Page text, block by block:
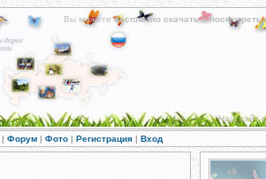
Вы можетебесплатно скачатьипосмотреть
Наш сайт
| Форум | Фото | Регистрация | Вход